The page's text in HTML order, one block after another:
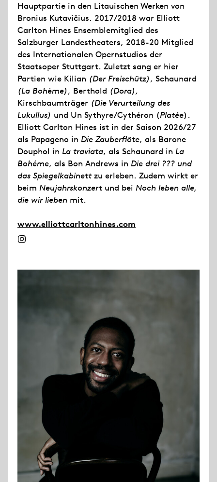
Hauptpartie in den Litauischen Werken von
Bronius Kutavičius. 2017/2018 war Elliott
Carlton Hines Ensemblemitglied des
Salzburger Landestheaters, 2018-20 Mitglied
des Internationalen Opernstudios der
Staatsoper Stuttgart. Zuletzt sang er hier
Partien wie Kilian (Der Freischütz), Schaunard
(La Bohème), Berthold (Dora),
Kirschbaumträger (Die Verurteilung des
Lukullus) und Un Sythyre/Cythéron (Platée).
Elliott Carlton Hines ist in der Saison 2026/27
als Papageno in Die Zauberflöte, als Barone
Douphol in La traviata, als Schaunard in La
Bohéme, als Bon Andrews in Die drei ??? und
das Spiegelkabinettzu erleben. Zudem wirkt er
beim Neujahrskonzertund bei Noch leben alle,
die wir lieben mit.
www.elliottcarltonhines.com